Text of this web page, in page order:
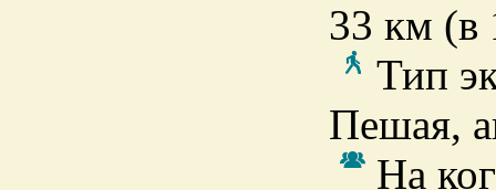
33 км (в
Тип
Пешая,
На